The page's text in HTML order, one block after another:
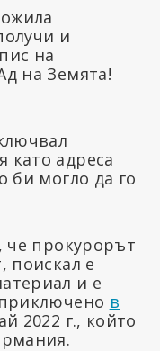
и
на
на Земята!
като адреса
би могло да го
че прокурорът
поискал е
и е
в
2022 г., който